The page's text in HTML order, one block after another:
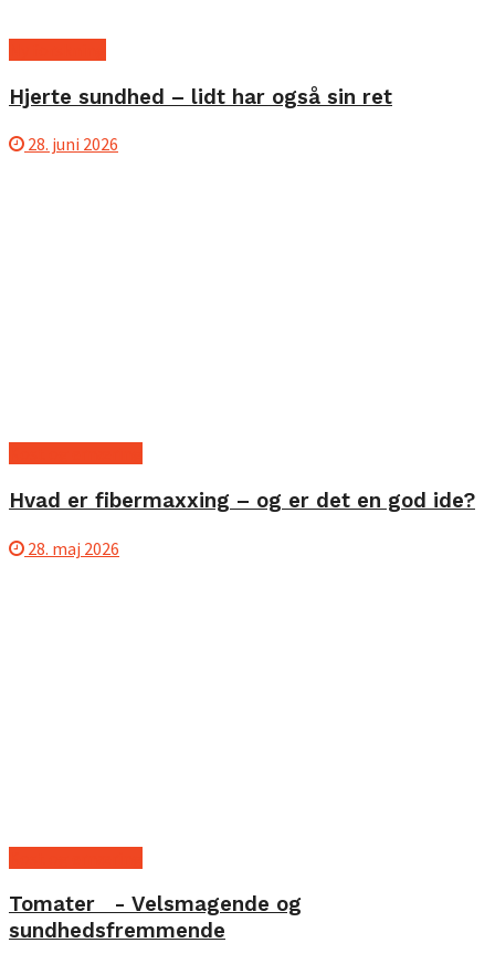
Hjerte sundhed – lidt har også sin ret
28. juni 2026
Hvad er fibermaxxing – og er det en god ide?
28. maj 2026
Tomater - Velsmagende og
sundhedsfremmende